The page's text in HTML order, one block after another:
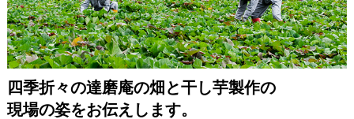
四季折々の達磨庵の畑と干し芋製作の
現場の姿をお伝えします。